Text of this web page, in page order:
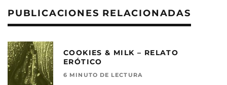
PUBLICACIONES RELACIONADAS
COOKIES & MILK – RELATO
ERÓTICO
6 MINUTO DE LECTURA